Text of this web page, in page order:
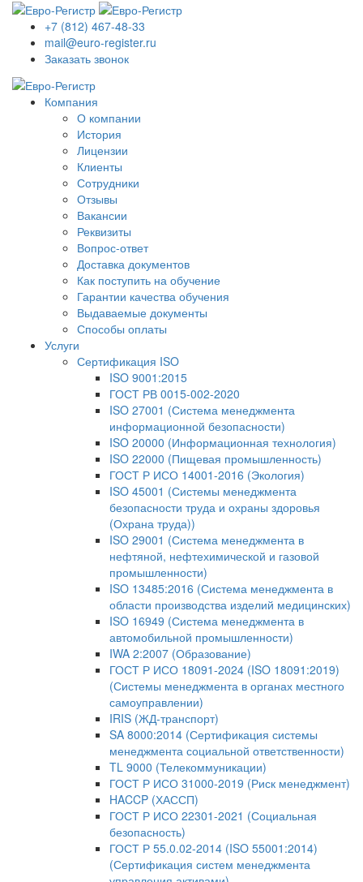
+7 (812) 467-48-33
mail@euro-register.ru
Заказать звонок
Компания
О компании
История
Лицензии
Клиенты
Сотрудники
Отзывы
Вакансии
Реквизиты
Вопрос-ответ
Доставка документов
Как поступить на обучение
Гарантии качества обучения
Выдаваемые документы
Способы оплаты
Услуги
Сертификация ISO
ISO 9001:2015
ГОСТ РВ 0015-002-2020
ISO 27001 (Система менеджмента
информационной безопасности)
ISO 20000 (Информационная технология)
ISO 22000 (Пищевая промышленность)
ГОСТ Р ИСО 14001-2016 (Экология)
ISO 45001 (Системы менеджмента
безопасности труда и охраны здоровья
(Охрана труда))
ISO 29001 (Система менеджмента в
нефтяной, нефтехимической и газовой
промышленности)
ISO 13485:2016 (Система менеджмента в
области производства изделий медицинских)
ISO 16949 (Система менеджмента в
автомобильной промышленности)
IWA 2:2007 (Образование)
ГОСТ Р ИСО 18091-2024 (ISO 18091:2019)
(Системы менеджмента в органах местного
самоуправлении)
IRIS (ЖД-транспорт)
SA 8000:2014 (Сертификация системы
менеджмента социальной ответственности)
TL 9000 (Телекоммуникации)
ГОСТ Р ИСО 31000-2019 (Риск менеджмент)
HACCP (ХАССП)
ГОСТ Р ИСО 22301-2021 (Социальная
безопасность)
ГОСТ Р 55.0.02-2014 (ISO 55001:2014)
(Сертификация систем менеджмента